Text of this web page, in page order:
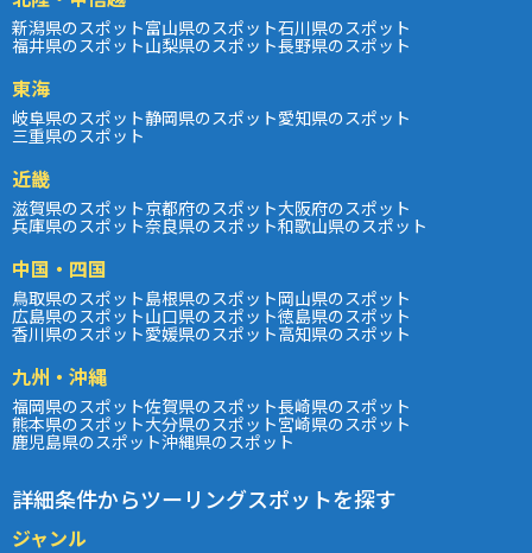
新潟県のスポット富山県のスポット石川県のスポット
福井県のスポット山梨県のスポット長野県のスポット
東海
岐阜県のスポット静岡県のスポット愛知県のスポット
三重県のスポット
近畿
滋賀県のスポット京都府のスポット大阪府のスポット
兵庫県のスポット奈良県のスポット和歌山県のスポット
中国・四国
鳥取県のスポット島根県のスポット岡山県のスポット
広島県のスポット山口県のスポット徳島県のスポット
香川県のスポット愛媛県のスポット高知県のスポット
九州・沖縄
福岡県のスポット佐賀県のスポット長崎県のスポット
熊本県のスポット大分県のスポット宮崎県のスポット
鹿児島県のスポット沖縄県のスポット
詳細条件からツーリングスポットを探す
ジャンル